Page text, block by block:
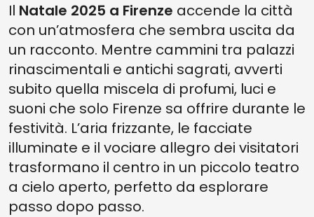
Il Natale 2025 a Firenze accende la città
con un’atmosfera che sembra uscita da
un racconto. Mentre cammini tra palazzi
rinascimentali e antichi sagrati, avverti
subito quella miscela di profumi, luci e
suoni che solo Firenze sa offrire durante le
festività. L’aria frizzante, le facciate
illuminate e il vociare allegro dei visitatori
trasformano il centro in un piccolo teatro
a cielo aperto, perfetto da esplorare
passo dopo passo.